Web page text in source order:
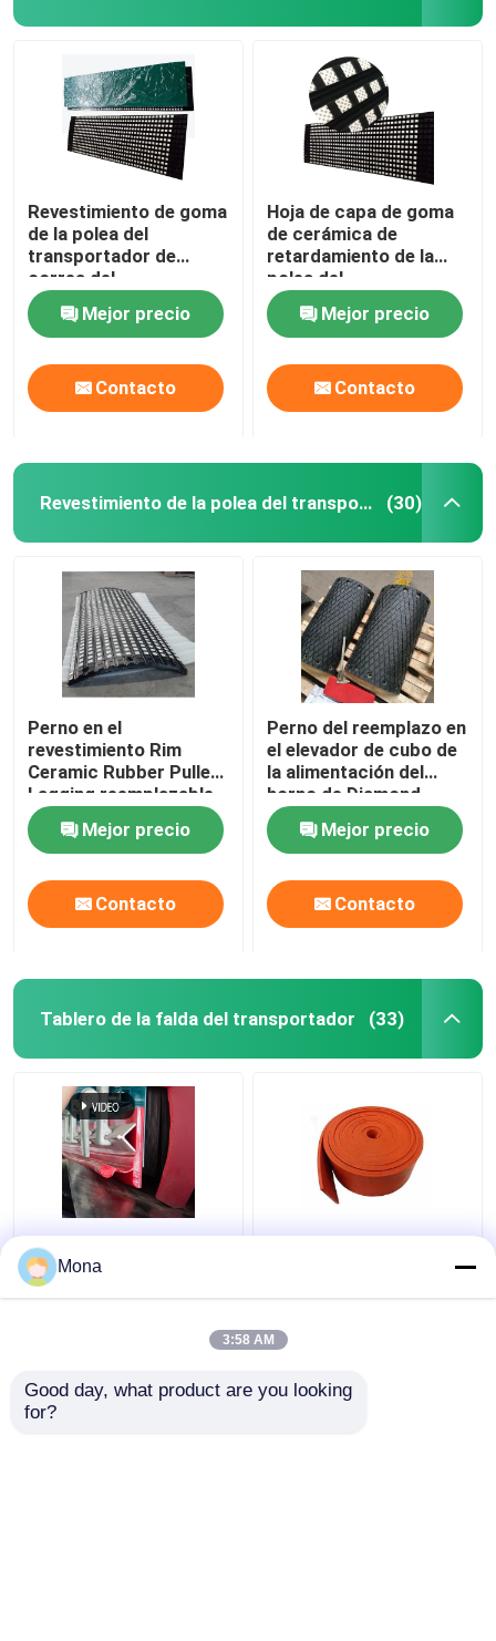
Revestimiento de goma
de la polea del
transportador de
correa del
revestimiento de la
polea de cerámica del
tambor
Mejor precio
Contacto
Hoja de capa de goma
de cerámica de
retardamiento de la
polea del
transportador con
capa de enlace del NC
Mejor precio
Contacto
Revestimiento de la polea del transportador (30)
Perno en el
revestimiento Rim
Ceramic Rubber Pulley
Lagging reemplazable
de la polea del
transportador
Mejor precio
Contacto
Perno del reemplazo en
el elevador de cubo de
la alimentación del
horno de Diamond
Drum Pulley Lagging
For
Mejor precio
Contacto
Tablero de la falda del transportador (33)
Correa que bordea el
tipo dual de
aislamiento el bordear
Transportador de
goma de goma natural
bordea 40
Mona
3:58 AM
Good day, what product are you looking
for?